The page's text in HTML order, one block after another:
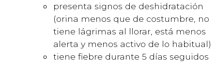
presenta signos de deshidratación
(orina menos que de costumbre, no
tiene lágrimas al llorar, está menos
alerta y menos activo de lo habitual)
tiene fiebre durante 5 días seguidos